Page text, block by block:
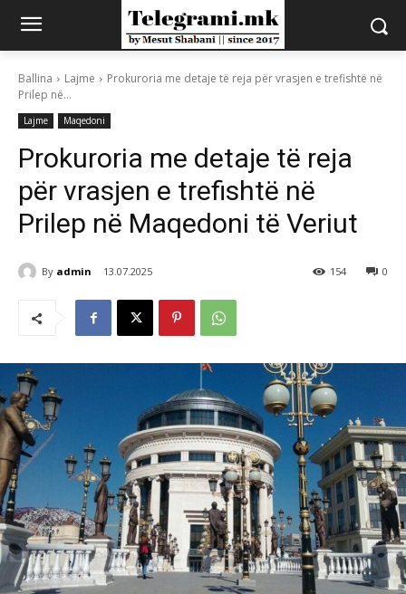
Ballina Lajme
Prokuroria me detaje të reja për vrasjen e trefishtë në
Prilep në...
Lajme Maqedoni
Prokuroria me detaje të reja
për vrasjen e trefishtë në
Prilep në Maqedoni të Veriut
By admin 13.07.2025 0
154